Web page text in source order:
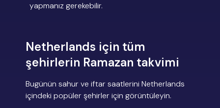
yapmanız gerekebilir.
Netherlands için tüm
şehirlerin Ramazan takvimi
Bugünün sahur ve iftar saatlerini Netherlands
içindeki popüler şehirler için görüntüleyin.